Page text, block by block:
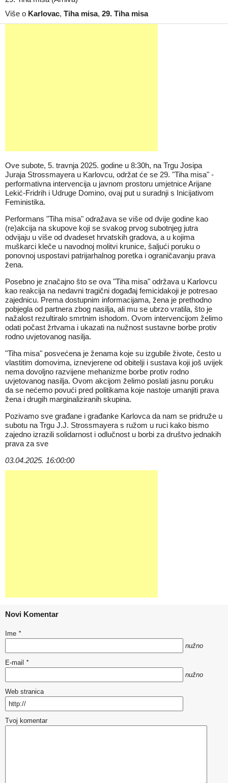
Više o Karlovac, Tiha misa, 29. Tiha misa
Ove subote, 5. travnja 2025. godine u 8:30h, na Trgu Josipa
Juraja Strossmayera u Karlovcu, održat će se 29. "Tiha misa" -
performativna intervencija u javnom prostoru umjetnice Arijane
Lekić-Fridrih i Udruge Domino, ovaj put u suradnji s Inicijativom
Feministika.
Performans "Tiha misa" odražava se više od dvije godine kao
(re)akcija na skupove koji se svakog prvog subotnjeg jutra
odvijaju u više od dvadeset hrvatskih gradova, a u kojima
muškarci kleče u navodnoj molitvi krunice, šaljući poruku o
ponovnoj uspostavi patrijarhalnog poretka i ograničavanju prava
žena.
Posebno je značajno što se ova "Tiha misa" održava u Karlovcu
kao reakcija na nedavni tragični događaj femicidakoji je potresao
zajednicu. Prema dostupnim informacijama, žena je prethodno
pobjegla od partnera zbog nasilja, ali mu se ubrzo vratila, što je
nažalost rezultiralo smrtnim ishodom. Ovom intervencijom želimo
odati počast žrtvama i ukazati na nužnost sustavne borbe protiv
rodno uvjetovanog nasilja.
"Tiha misa" posvećena je ženama koje su izgubile živote, često u
vlastitim domovima, iznevjerene od obitelji i sustava koji još uvijek
nema dovoljno razvijene mehanizme borbe protiv rodno
uvjetovanog nasilja. Ovom akcijom želimo poslati jasnu poruku
da se nećemo povući pred politikama koje nastoje umanjiti prava
žena i drugih marginaliziranih skupina.
Pozivamo sve građane i građanke Karlovca da nam se pridruže u
subotu na Trgu J.J. Strossmayera s ružom u ruci kako bismo
zajedno izrazili solidarnost i odlučnost u borbi za društvo jednakih
prava za sve
03.04.2025. 16:00:00
Novi Komentar
Ime *
nužno
E-mail *
nužno
Web stranica
Tvoj komentar